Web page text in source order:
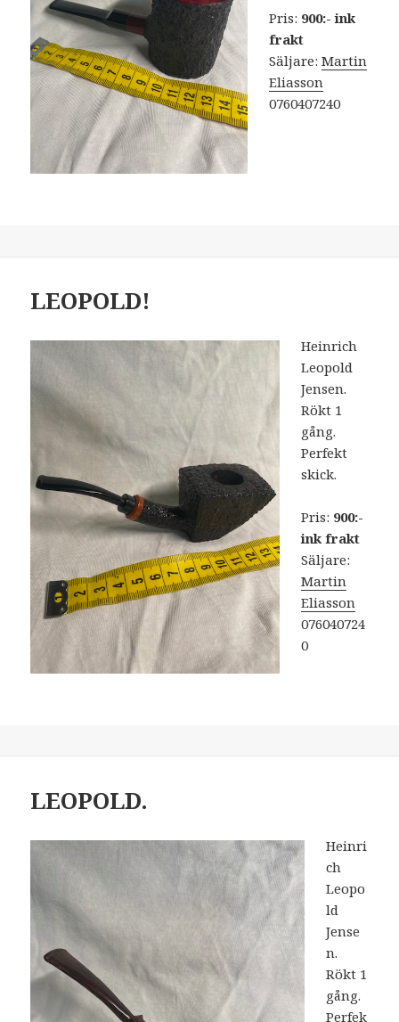
Pris: 900:- ink
frakt
Säljare:Martin
Eliasson
0760407240
LEOPOLD!
Heinrich
Leopold
Jensen.
Rökt 1
gång.
Perfekt
skick.
Pris: 900:-
ink frakt
Säljare:
Martin
Eliasson
076040724
0
LEOPOLD.
Heinri
ch
Leopo
ld
Jense
n.
Rökt 1
gång.
Perfek